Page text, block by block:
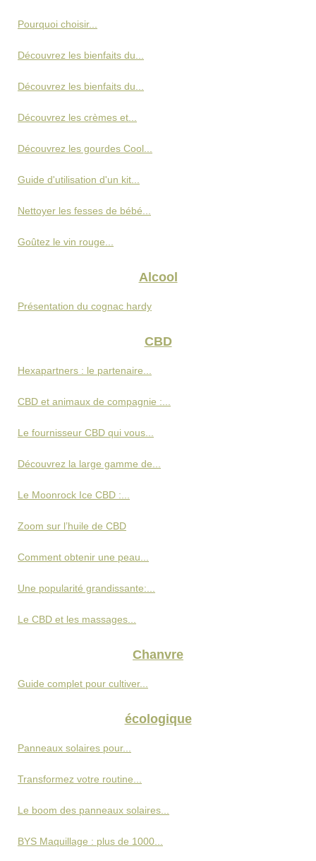
Pourquoi choisir...
Découvrez les bienfaits du...
Découvrez les bienfaits du...
Découvrez les crèmes et...
Découvrez les gourdes Cool...
Guide d'utilisation d'un kit...
Nettoyer les fesses de bébé...
Goûtez le vin rouge...
Alcool
Présentation du cognac hardy
CBD
Hexapartners : le partenaire...
CBD et animaux de compagnie :...
Le fournisseur CBD qui vous...
Découvrez la large gamme de...
Le Moonrock Ice CBD :...
Zoom sur l’huile de CBD
Comment obtenir une peau...
Une popularité grandissante:...
Le CBD et les massages...
Chanvre
Guide complet pour cultiver...
écologique
Panneaux solaires pour...
Transformez votre routine...
Le boom des panneaux solaires...
BYS Maquillage : plus de 1000...